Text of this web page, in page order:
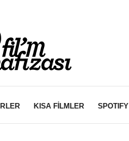
KISA FİLMLER SPOTIFY